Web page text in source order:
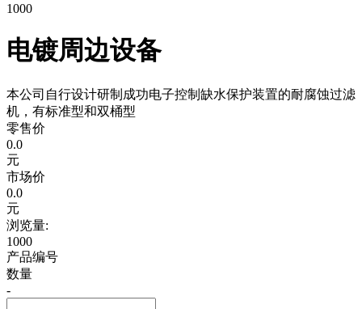
1000
电镀周边设备
本公司自行设计研制成功电子控制缺水保护装置的耐腐蚀过滤
机，有标准型和双桶型
零售价
0.0
元
市场价
0.0
元
浏览量:
1000
产品编号
数量
-